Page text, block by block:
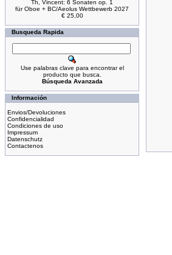
Th, Vincent: 6 Sonaten op. 1
für Oboe + BC/Aeolus Wettbewerb 2027
€ 25,00
Busqueda Rapida
Use palabras clave para encontrar el
producto que busca.
Búsqueda Avanzada
Información
Envios/Devoluciones
Confidencialidad
Condiciones de uso
Impressum
Datenschutz
Contactenos